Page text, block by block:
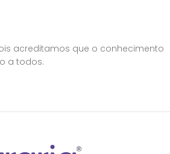
acreditamos que o conhecimento
a todos.